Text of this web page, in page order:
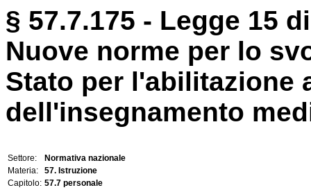
§ 57.7.175 - Legge 15
Nuove norme per lo
Stato per l'abilitazione
dell'insegnamento
Settore:
Normativa nazionale
Materia:
57. Istruzione
Capitolo: 57.7 personale